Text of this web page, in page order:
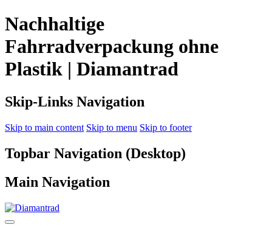
Nachhaltige
Fahrradverpackung ohne
Plastik | Diamantrad
Skip-Links Navigation
Skip to main content Skip to menu Skip to footer
Topbar Navigation (Desktop)
Main Navigation